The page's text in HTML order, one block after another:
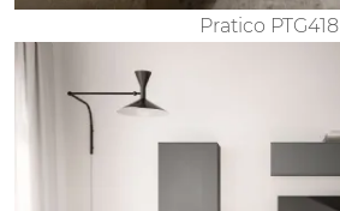
Pratico PTG418